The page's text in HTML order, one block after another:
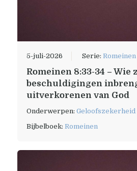
5-juli-2026 Serie: Romeinen
Romeinen 8:33-34 – Wie
beschuldigingen
uitverkorenen van God
Onderwerpen: Geloofszekerheid
Bijbelboek: Romeinen